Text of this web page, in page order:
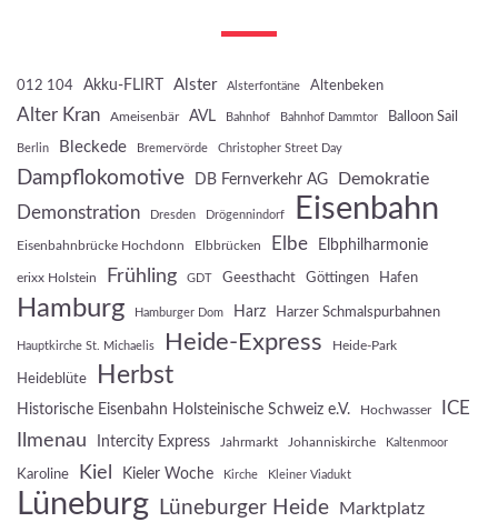
012 104 Akku-FLIRT Alster Alsterfontäne Altenbeken
Alter Kran Ameisenbär AVL Bahnhof Bahnhof Dammtor Balloon Sail
Berlin Bleckede Bremervörde Christopher Street Day
Dampflokomotive DB Fernverkehr AG Demokratie
Demonstration Dresden Drögennindorf Eisenbahn
Eisenbahnbrücke Hochdonn Elbbrücken Elbe Elbphilharmonie
erixx Holstein Frühling GDT Geesthacht Göttingen Hafen
Hamburg Hamburger Dom Harz Harzer Schmalspurbahnen
Hauptkirche St. Michaelis Heide-Express Heide-Park
Heideblüte Herbst
Historische Eisenbahn Holsteinische Schweiz e.V. Hochwasser ICE
Ilmenau Intercity Express Jahrmarkt Johanniskirche Kaltenmoor
Karoline Kiel Kieler Woche Kirche Kleiner Viadukt
Lüneburg Lüneburger Heide Marktplatz